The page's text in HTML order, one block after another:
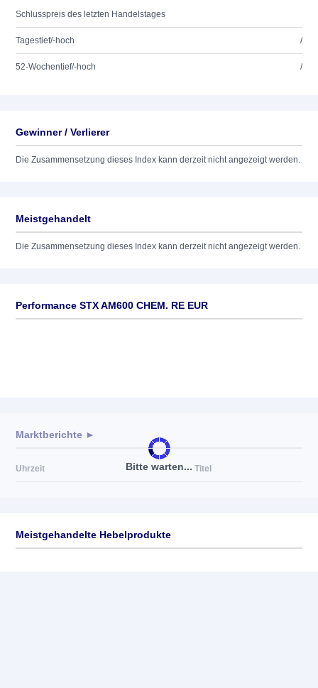
Schlusspreis des letzten Handelstages
Tagestief/-hoch /
52-Wochentief/-hoch /
Gewinner / Verlierer
Die Zusammensetzung dieses Index kann derzeit nicht angezeigt werden.
Meistgehandelt
Die Zusammensetzung dieses Index kann derzeit nicht angezeigt werden.
Performance STX AM600 CHEM. RE EUR
Bitte warten...
Marktberichte ►
Uhrzeit Titel
Meistgehandelte Hebelprodukte